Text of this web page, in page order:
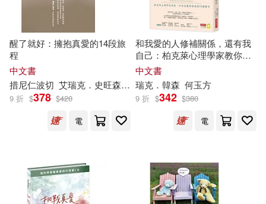
醒了就好：擁抱真愛的14段旅
程
中文書
措尼仁波切 艾瑞克 ．史旺森 林瑞冠
9 折 $378 $420
電
和我愛的人修補關係，還有我
自己：柏克萊心理學家教你，
不再為關係煩惱的50個練習
中文書
瑞克 ．韓森 何玉方
9 折 $342 $380
電